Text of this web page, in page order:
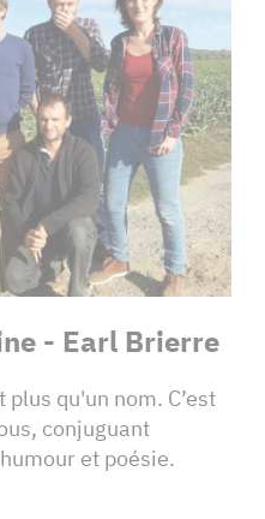
- Earl Brierre
qu'un nom. C’est
conjuguant
et poésie.